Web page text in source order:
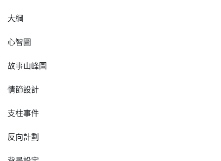
大綱
心智圖
故事山峰圖
情節設計
支柱事件
反向計劃